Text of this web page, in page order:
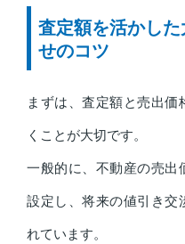
査定額を活かし
せのコツ
まずは、査定額と売出
くことが大切です。
一般的に、不動産の売出
設定し、将来の値引き交
れています。